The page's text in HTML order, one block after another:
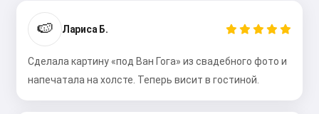
🍉 Лариса Б.
Сделала картину «под Ван Гога» из свадебного фото и
напечатала на холсте. Теперь висит в гостиной.